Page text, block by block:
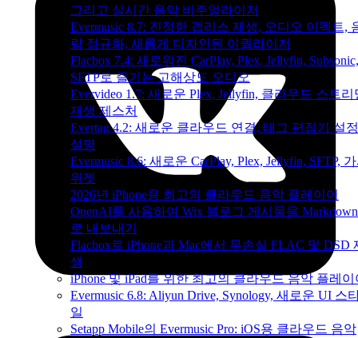
그리고 실시간 음악 비주얼라이저
Evermusic 8.7: 진정한 갭리스 재생, 오디오 이펙트,
량 정규화, 새롭게 디자인된 이퀄라이저
Flacbox 7.4: 새로워진 CarPlay, Plex, Jellyfin, Subsonic,
SFTP로 즐기는 고해상도 오디오
Evervideo 1.7: 새로운 Plex, Jellyfin, 클라우드 스트리
재생 제스처
Evertag 4.2: 새로운 클라우드 연결, 태그 편집기 설정
설명
Evermusic 8.6: 새로운 CarPlay, Plex, Jellyfin, SFTP,
위젯
2026년 iPhone용 최고의 클라우드 음악 플레이어
OpenAI를 사용하여 Wix 블로그 게시물을
로 내보내기
Flacbox로 iPhone과 Mac에서 무손실 FLAC 및 DSD
생
iPhone 및 iPad를 위한 최고의 클라우드 음악 플레이
Evermusic 6.8: Aliyun Drive, Synology, 새로운 UI 스
일
Setapp Mobile의 Evermusic Pro: iOS용 클라우드 음악